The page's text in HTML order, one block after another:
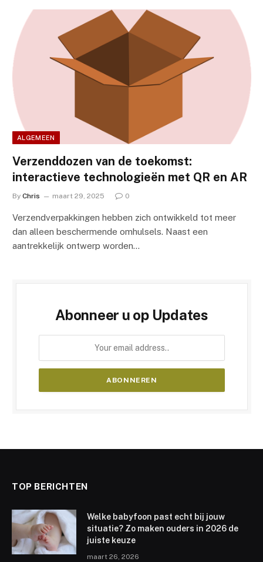
ALGEMEEN
Verzenddozen van de toekomst:
interactieve technologieën met QR en AR
By Chris maart 29, 2025 0
Verzendverpakkingen hebben zich ontwikkeld tot meer
dan alleen beschermende omhulsels. Naast een
aantrekkelijk ontwerp worden…
Abonneer u op Updates
TOP BERICHTEN
Welke babyfoon past echt bij jouw
situatie? Zo maken ouders in 2026 de
juiste keuze
maart 26, 2026